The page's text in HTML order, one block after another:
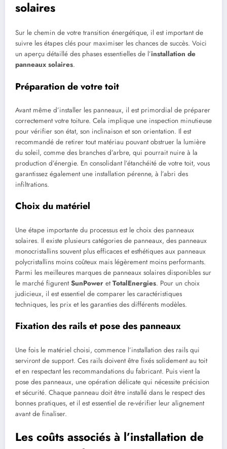
solaires
Sur le chemin de votre transition énergétique, il est important de
suivre les étapes clés pour maximiser les chances de succès. Voici
un aperçu détaillé des phases essentielles de l’installation de
panneaux solaires.
Préparation de votre toit
Avant même d’installer les panneaux, il est primordial de préparer
correctement votre toiture. Cela implique une inspection minutieuse
pour vérifier son état, son inclinaison et son orientation. Il est
recommandé de retirer tout matériau pouvant obstruer la lumière
du soleil, comme des branches d’arbre, qui pourrait nuire à la
production d’énergie. En consolidant l’étanchéité de votre toit, vous
garantissez également une installation pérenne, à l’abri des
infiltrations.
Choix du matériel
Une étape importante du processus est le choix des panneaux
solaires. Il existe plusieurs catégories de panneaux, des panneaux
monocristallins souvent plus efficaces et esthétiques aux panneaux
polycristallins moins coûteux mais légèrement moins performants.
Parmi les meilleures marques de panneaux solaires disponibles sur
le marché figurentSunPower etTotalEnergies. Pour un choix
judicieux, il est essentiel de comparer les caractéristiques
techniques, les prix et les garanties des différents modèles.
Fixation des rails et pose des panneaux
Une fois le matériel choisi, commence l’installation des rails qui
serviront de support. Ces rails doivent être fixés solidement au toit
et en respectant les recommandations du fabricant. Puis vient la
pose des panneaux, une opération délicate qui nécessite précision
et sécurité. Chaque panneau doit être installé dans le respect des
bonnes pratiques, et il est essentiel de re-vérifier leur alignement
avant de finaliser.
Les coûts associés à l’installation de